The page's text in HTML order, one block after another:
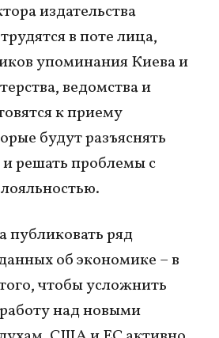
издательства
в поте лица,
упоминания Киева и
ведомства и
к приему
будут разъяснять
решать проблемы с
публиковать ряд
об экономике – в
чтобы усложнить
над новыми